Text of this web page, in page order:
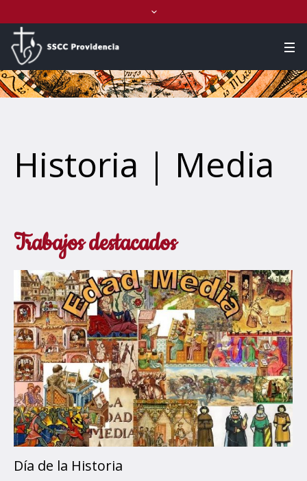
Historia | Media
Trabajos destacados
Día de la Historia